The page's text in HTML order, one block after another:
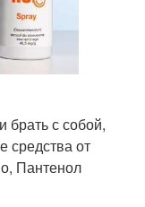
брать с собой,
средства от
Пантенол